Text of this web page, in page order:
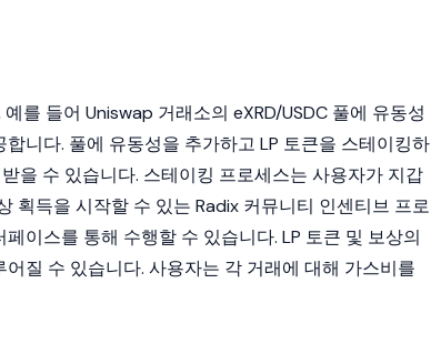
예를 들어 Uniswap 거래소의 eXRD/USDC 풀에 유동성
니다. 풀에 유동성을 추가하고 LP 토큰을 스테이킹하
을 수 있습니다. 스테이킹 프로세스는 사용자가 지갑
획득을 시작할 수 있는 Radix 커뮤니티 인센티브 프로
이스를 통해 수행할 수 있습니다. LP 토큰 및 보상의
질 수 있습니다. 사용자는 각 거래에 대해 가스비를